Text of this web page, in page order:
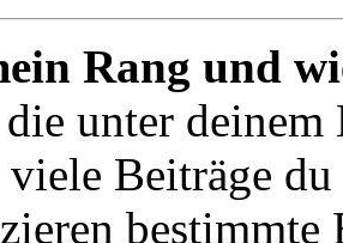
Rang und
unter deinem
Beiträge
bestimmte